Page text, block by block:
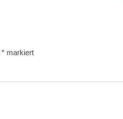
* markiert